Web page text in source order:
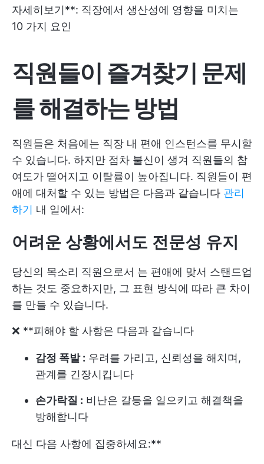
자세히보기**: 직장에서 생산성에 영향을 미치는
10 가지 요인
직원들이 즐겨찾기 문제
를 해결하는 방법
직원들은 처음에는 직장 내 편애 인스턴스를 무시할
수 있습니다. 하지만 점차 불신이 생겨 직원들의 참
여도가 떨어지고 이탈률이 높아집니다. 직원들이 편
애에 대처할 수 있는 방법은 다음과 같습니다 관리
하기 내 일에서:
어려운 상황에서도 전문성 유지
당신의 목소리 직원으로서 는 편애에 맞서 스탠드업
하는 것도 중요하지만, 그 표현 방식에 따라 큰 차이
를 만들 수 있습니다.
❌ **피해야 할 사항은 다음과 같습니다
감정 폭발 : 우려를 가리고, 신뢰성을 해치며,
관계를 긴장시킵니다
손가락질 : 비난은 갈등을 일으키고 해결책을
방해합니다
대신 다음 사항에 집중하세요:**